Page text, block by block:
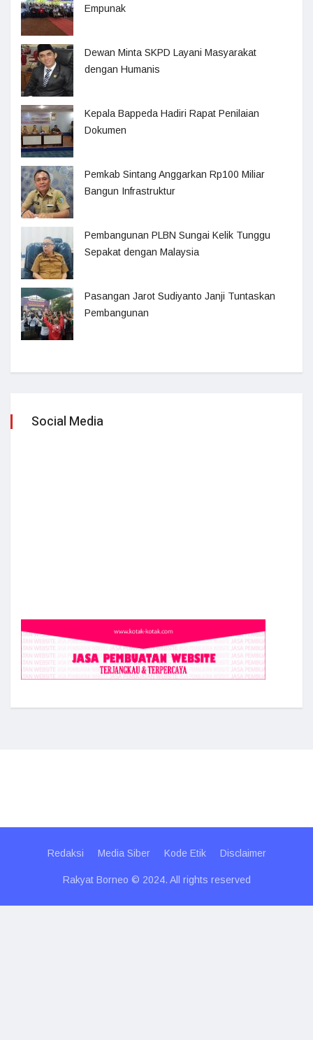
Empunak
Dewan Minta SKPD Layani Masyarakat
dengan Humanis
Kepala Bappeda Hadiri Rapat Penilaian
Dokumen
Pemkab Sintang Anggarkan Rp100 Miliar
Bangun Infrastruktur
Pembangunan PLBN Sungai Kelik Tunggu
Sepakat dengan Malaysia
Pasangan Jarot Sudiyanto Janji Tuntaskan
Pembangunan
Social Media
Redaksi Media Siber Kode Etik Disclaimer
Rakyat Borneo © 2024. All rights reserved